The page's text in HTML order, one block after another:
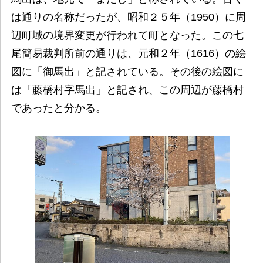
は通りの名称だったが、昭和２５年（1950）に周
辺町域の境界変更が行われて町となった。この七
尾簡易裁判所前の通りは、元和２年（1616）の絵
図に「御馬出」と記されている。その後の絵図に
は「藤橋村字馬出」と記され、この周辺が藤橋村
であったと分かる。